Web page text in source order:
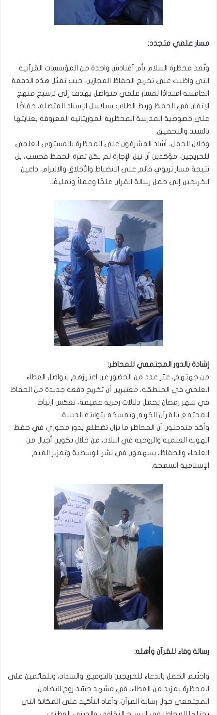
مسار علمي متجدد:
وتُعد محظرة السلام بأم آفنادش واحدة من المؤسسات القرآنية
التي واظبت على تخريج الحفاظ المجازين، حيث تمثل هذه الدفعة
الخامسة امتدادًا لمسار علمي متواصل يهدف إلى ترسيخ منهج
الإتقان في الحفظ وربط الطلاب بسلاسل الإسناد المتصلة، حفاظًا
على خصوصية المدرسة المحظرية الموريتانية المعروفة بعنايتها
بالسند والتحقيق.
وخلال الحفل، أشاد المشرفون على المحظرة بالمستوى العلمي
للخريجين، مؤكدين أن نيل الإجازة لم يكن ثمرة الحفظ فحسب، بل
نتيجة مسار تربوي قائم على الانضباط والأخلاق والالتزام، داعين
الخريجين إلى حمل رسالة القرآن علمًا وعملاً وتعليمًا.
إشادة بالدور المجتمعي للمحاظر:
من جهتهم، عبّر عدد من الحضور عن اعتزازهم بتواصل العطاء
العلمي في المنطقة، معتبرين أن تخريج دفعة جديدة من الحفاظ
في شهر رمضان يحمل دلالات رمزية عميقة، تعكس ارتباط
المجتمع بالقرآن الكريم وتمسكه بثوابته الدينية.
وأكد متدخلون أن المحاظر ما تزال تضطلع بدور محوري في حفظ
الهوية العلمية والروحية في البلاد، من خلال تكوين أجيال من
العلماء والحفاظ، يسهمون في نشر الوسطية وتعزيز القيم
الإسلامية السمحة.
رسالة وفاء للقرآن وأهله:
واختُتم الحفل بالدعاء للخريجين بالتوفيق والسداد، وللقائمين على
المحظرة بمزيد من العطاء، في مشهد جسّد روح التضامن
المجتمعي حول رسالة القرآن، وأعاد التأكيد على المكانة التي